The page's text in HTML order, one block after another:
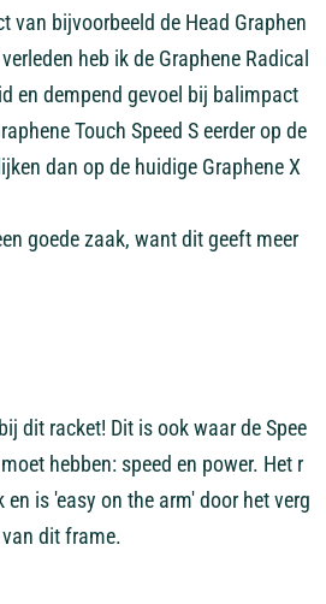
van bijvoorbeeld de Head Graphen
verleden heb ik de Graphene Radical
en dempend gevoel bij balimpact
Touch Speed S eerder op de
dan op de huidige Graphene X
goede zaak, want dit geeft meer
bij dit racket! Dit isookwaardeSpee
moet hebben: speed en power. Het r
en is 'easy on the arm' door hetverg
van dit frame.